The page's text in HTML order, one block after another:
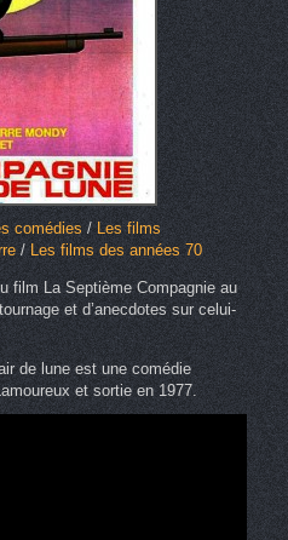
comédies / Les films
/Les films des années 70
film La Septième Compagnie au
et d’anecdotes sur celui-
de lune est une comédie
et sortie en 1977.